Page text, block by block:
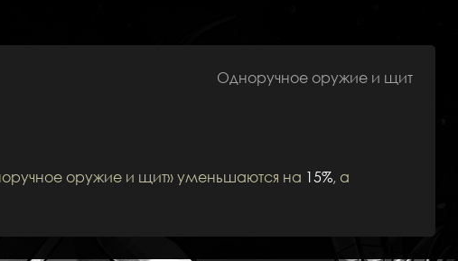
Одноручное оружие и щит
оружие и щит» уменьшаются на 15%, а